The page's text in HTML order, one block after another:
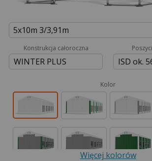
5x10m 3/3,91m
Konstrukcja całoroczna
WINTER PLUS ISD ok.
Kolor
Więcej kolorów